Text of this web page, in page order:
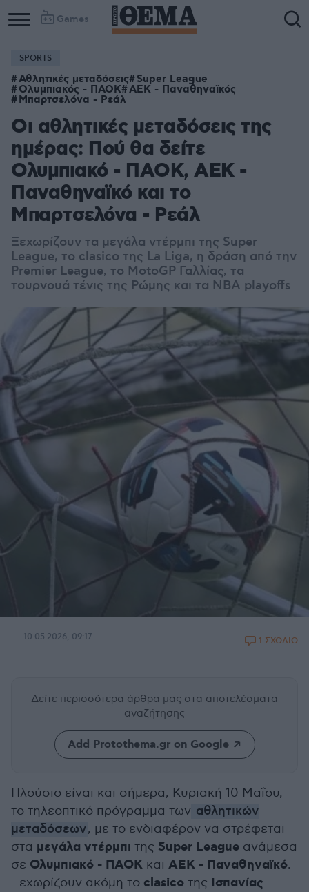
Games
SPORTS
Αθλητικές μεταδόσεις Super League
Ολυμπιακός - ΠΑΟΚ ΑΕΚ - Παναθηναϊκός
Μπαρτσελόνα - Ρεάλ
Οι αθλητικές μεταδόσεις της
ημέρας: Πού θα δείτε
Ολυμπιακό - ΠΑΟΚ, ΑΕΚ -
Παναθηναϊκό και το
Μπαρτσελόνα - Ρεάλ
Ξεχωρίζουν τα μεγάλα ντέρμπι της Super
League, το clasico της La Liga, η δράση από την
Premier League, το MotoGP Γαλλίας, τα
τουρνουά τένις της Ρώμης και τα NBA playoffs
10.05.2026, 09:17 1 ΣΧΟΛΙΟ
Δείτε περισσότερα άρθρα μας στα αποτελέσματα
αναζήτησης
Add Protothema.gr on Google
Πλούσιο είναι και σήμερα, Κυριακή 10 Μαΐου,
το τηλεοπτικό πρόγραμμα των αθλητικών
μεταδόσεων, με το ενδιαφέρον να στρέφεται
στα μεγάλα ντέρμπι της Super League ανάμεσα
σε Ολυμπιακό - ΠΑΟΚ και ΑΕΚ - Παναθηναϊκό.
Ξεχωρίζουν ακόμη το clasico της Ισπανίας